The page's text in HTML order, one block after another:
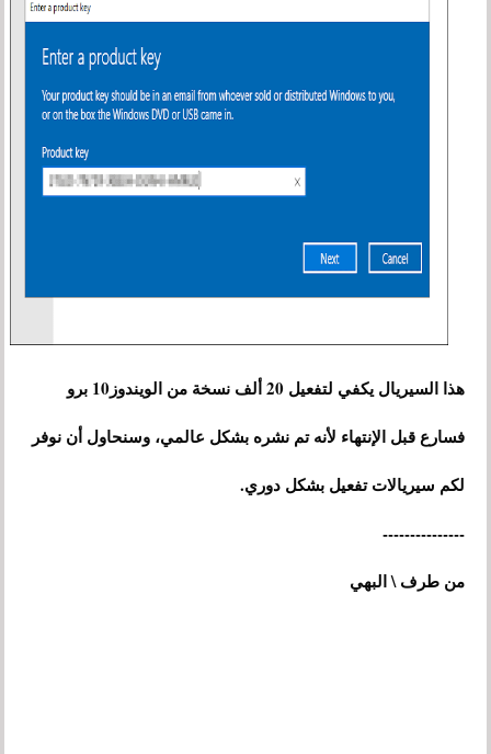
هذا السيريال يكفي لتفعيل 20 ألف نسخة من الويندوز10 برو
فسارع قبل الإنتهاء لأنه تم نشره بشكل عالمي، وسنحاول أن نوفر
لكم سيريالات تفعيل بشكل دوري.
---------------
من طرف \ البهي